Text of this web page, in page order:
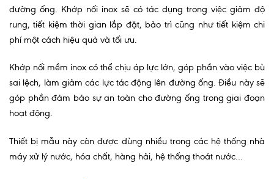
đường ống. Khớp nối inox sẽ có tác dụng trong việc giảm độ
rung, tiết kiệm thời gian lắp đặt, bảo trì cũng như tiết kiệm chi
phí một cách hiệu quả và tối ưu.
Khớp nối mềm inox có thể chịu áp lực lớn, góp phần vào việc bù
sai lệch, làm giảm các lực tác động lên đường ống. Điều này sẽ
góp phần đảm bảo sự an toàn cho đường ống trong giai đoạn
hoạt động.
Thiết bị mẫu này còn được dùng nhiều trong các hệ thống nhà
máy xử lý nước, hóa chất, hàng hải, hệ thống thoát nước…